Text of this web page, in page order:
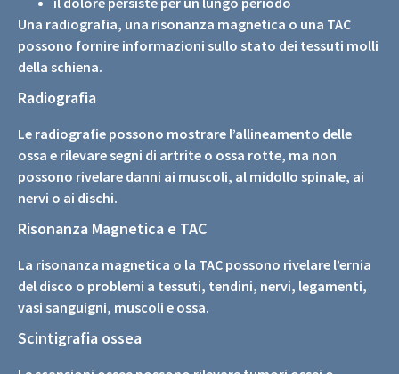
Una radiografia, una risonanza magnetica o una TAC
possono fornire informazioni sullo stato dei tessuti molli
della schiena.
Radiografia
Le radiografie possono mostrare l’allineamento delle
ossa e rilevare segni di artrite o ossa rotte, ma non
possono rivelare danni ai muscoli, al midollo spinale, ai
nervi o ai dischi.
Risonanza Magnetica e TAC
La risonanza magnetica o la TAC possono rivelare l’ernia
del disco o problemi a tessuti, tendini, nervi, legamenti,
vasi sanguigni, muscoli e ossa.
Scintigrafia ossea